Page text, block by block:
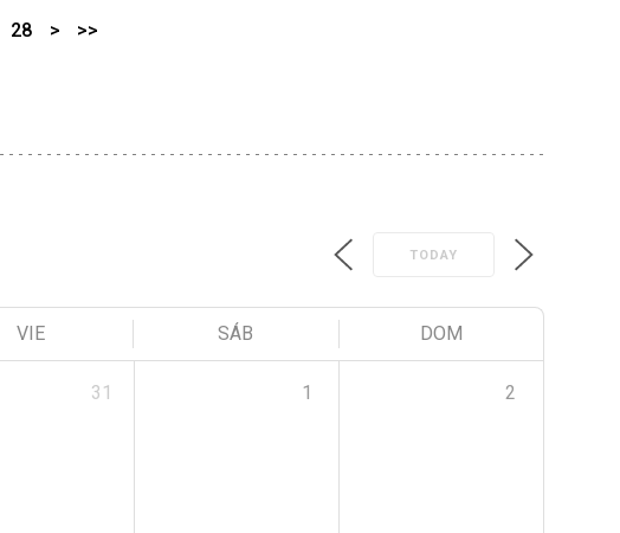
28 > >>
TODAY
VIE SÁB DOM
31 1 2